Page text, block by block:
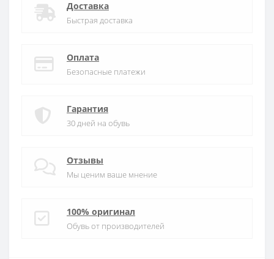
Доставка
Быстрая доставка
Оплата
Безопасные платежи
Гарантия
30 дней на обувь
Отзывы
Мы ценим ваше мнение
100% оригинал
Обувь от производителей